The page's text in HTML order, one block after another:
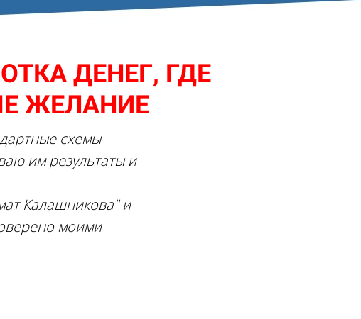
ДЕНЕГ, ГДЕ
ЖЕЛАНИЕ
схемы
им результаты и
Калашникова" и
моими